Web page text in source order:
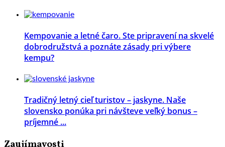
Kempovanie a letné čaro. Ste pripravení na skvelé
dobrodružstvá a poznáte zásady pri výbere
kempu?
Tradičný letný cieľ turistov – jaskyne. Naše
slovensko ponúka pri návšteve veľký bonus –
príjemné ...